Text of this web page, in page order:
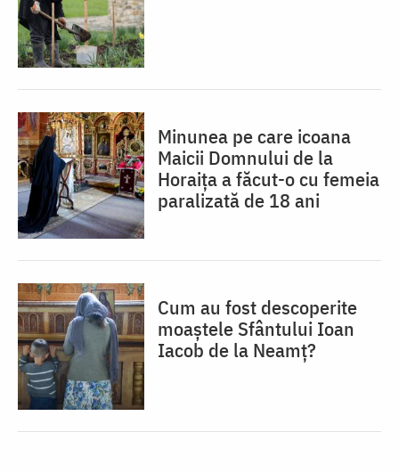
Minunea pe care icoana
Maicii Domnului de la
Horaița a făcut-o cu femeia
paralizată de 18 ani
Cum au fost descoperite
moaștele Sfântului Ioan
Iacob de la Neamț?